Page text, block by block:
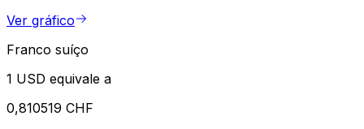
Ver gráfico
Franco suíço
1 USD equivale a
0,810519 CHF